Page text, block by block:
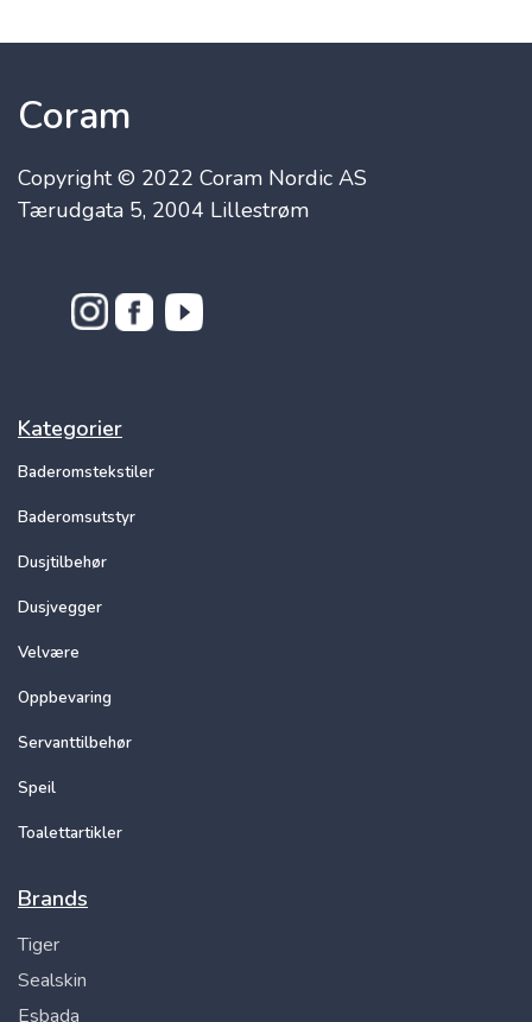
Coram
Copyright © 2022 Coram Nordic AS
Tærudgata 5, 2004 Lillestrøm
Kategorier
Baderomstekstiler
Baderomsutstyr
Dusjtilbehør
Dusjvegger
Velvære
Oppbevaring
Servanttilbehør
Speil
Toalettartikler
Brands
Tiger
Sealskin
Esbada